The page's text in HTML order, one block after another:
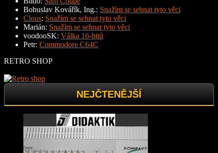
Bohuslav Kovářík, Ing.: Snažím se sehnat tyto věci
Clous: Snažím se sehnat tyto věci
Marián: Snažím se sehnat tyto věci
voodooSK: Válka 16-bitů
Petr: Commodore C64C
RETRO SHOP
NEJČTENĚJŠÍ